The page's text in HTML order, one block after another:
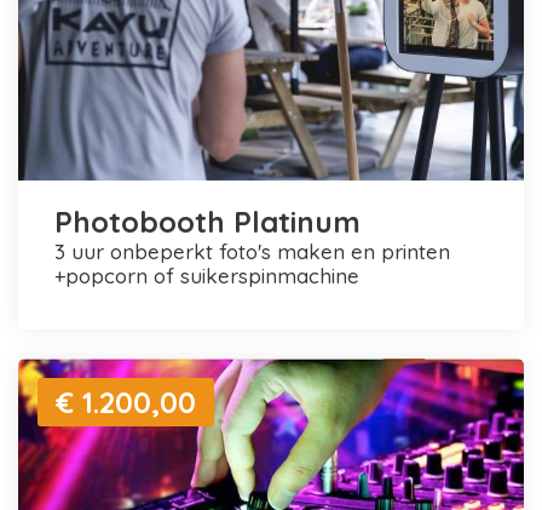
Photobooth Platinum
3 uur onbeperkt foto's maken en printen
+popcorn of suikerspinmachine
€ 1.200,00